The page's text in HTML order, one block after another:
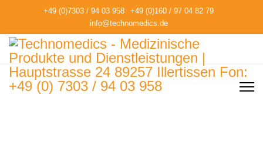
+49 (0)7303 / 94 03 958
+49 (0)160 / 97 04 82 79
info@technomedics.de